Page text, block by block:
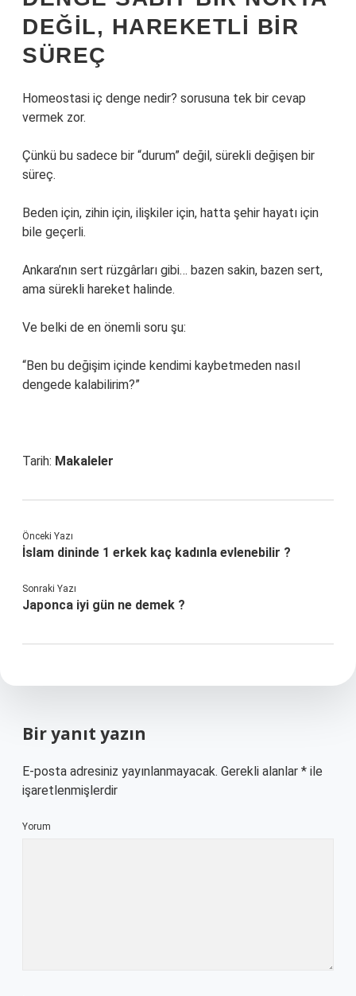
DEĞIL, HAREKETLI BIR
SÜREÇ
Homeostasi iç denge nedir? sorusuna tek bir cevap
vermek zor.
Çünkü bu sadece bir “durum” değil, sürekli değişen bir
süreç.
Beden için, zihin için, ilişkiler için, hatta şehir hayatı için
bile geçerli.
Ankara’nın sert rüzgârları gibi… bazen sakin, bazen sert,
ama sürekli hareket halinde.
Ve belki de en önemli soru şu:
“Ben bu değişim içinde kendimi kaybetmeden nasıl
dengede kalabilirim?”
Tarih: Makaleler
Önceki Yazı
İslam dininde 1 erkek kaç kadınla evlenebilir ?
Sonraki Yazı
Japonca iyi gün ne demek ?
Bir yanıt yazın
E-posta adresiniz yayınlanmayacak. Gerekli alanlar * ile
işaretlenmişlerdir
Yorum